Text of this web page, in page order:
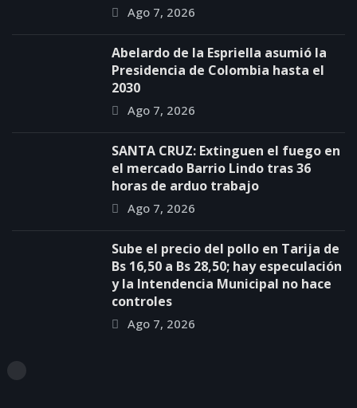
Ago 7, 2026
Abelardo de la Espriella asumió la
Presidencia de Colombia hasta el
2030
Ago 7, 2026
SANTA CRUZ: Extinguen el fuego en
el mercado Barrio Lindo tras 36
horas de arduo trabajo
Ago 7, 2026
Sube el precio del pollo en Tarija de
Bs 16,50 a Bs 28,50; hay especulación
y la Intendencia Municipal no hace
controles
Ago 7, 2026